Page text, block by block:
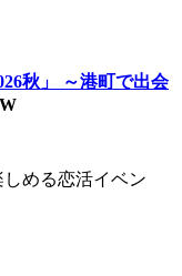
秋」 ～港町で出会
める恋活イベン